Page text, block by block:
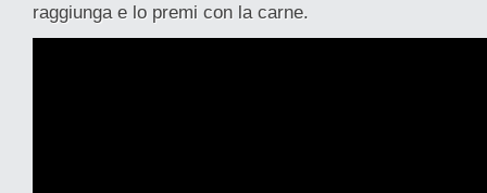
raggiunga e lo premi con la carne.